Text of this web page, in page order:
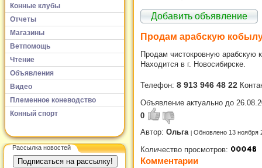
Конные клубы
Отчеты
Магазины
Ветпомощь
Чтение
Объявления
Видео
Племенное коневодство
Конный спорт
Рассылка новостей
Добавить объявление
Продам арабскую
Продам чистокровную арабскую
Находится в г. Новосибирске.
Телефон: 8 913 946 48 22
Объявление актуально до
0
Автор: Ольга Обновлено 13 ноября
Количество просмотров:
Комментарии